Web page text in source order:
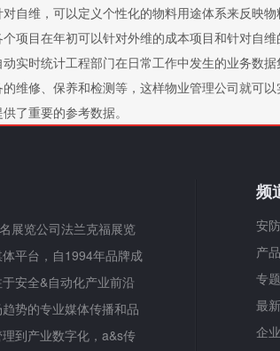
自维，可以定义个性化的物料用途体系来反映物
项目在年初可以针对外维的成本项目和针对自维
实时统计工程部门在日常工作中发生的业务数
维修、保养和检测等，这样物业管理公司就可
了重要的参考数据。
展览公司法兰克福展览
平台，自1994年品牌成
安全&自动化产业前沿
势的专业媒体传播和品
到产业数字化，a&s传
频
安
产
专
最
企